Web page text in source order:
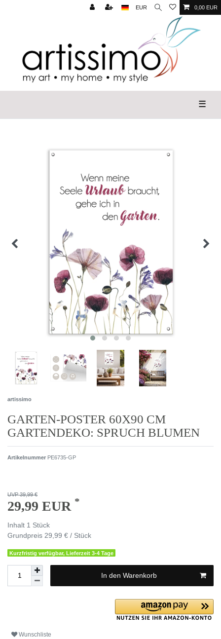
EUR 0,00 EUR
☰
artissimo
GARTEN-POSTER 60X90 CM
GARTENDEKO: SPRUCH BLUMEN
Artikelnummer PE6735-GP
UVP 39,99 €
29,99 EUR *
Inhalt 1 Stück
Grundpreis 29,99 € / Stück
Kurzfristig verfügbar, Lieferzeit 3-4 Tage
In den Warenkorb
Wunschliste